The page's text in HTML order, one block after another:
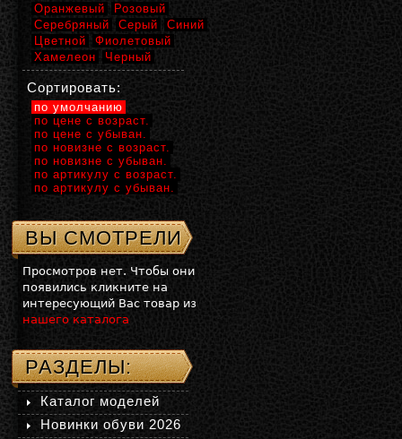
Оранжевый
Розовый
Серебряный
Серый
Синий
Цветной
Фиолетовый
Хамелеон
Черный
Сортировать:
по умолчанию
по цене с возраст.
по цене с убыван.
по новизне с возраст.
по новизне с убыван.
по артикулу с возраст.
по артикулу с убыван.
ВЫ СМОТРЕЛИ
Просмотров нет. Чтобы они
появились кликните на
интересующий Вас товар из
нашего каталога
РАЗДЕЛЫ:
Каталог моделей
Новинки обуви 2026